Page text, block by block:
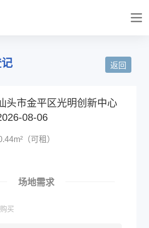
返回
头市金平区光明创新中心
08-06
（可租）
场地需求
购买